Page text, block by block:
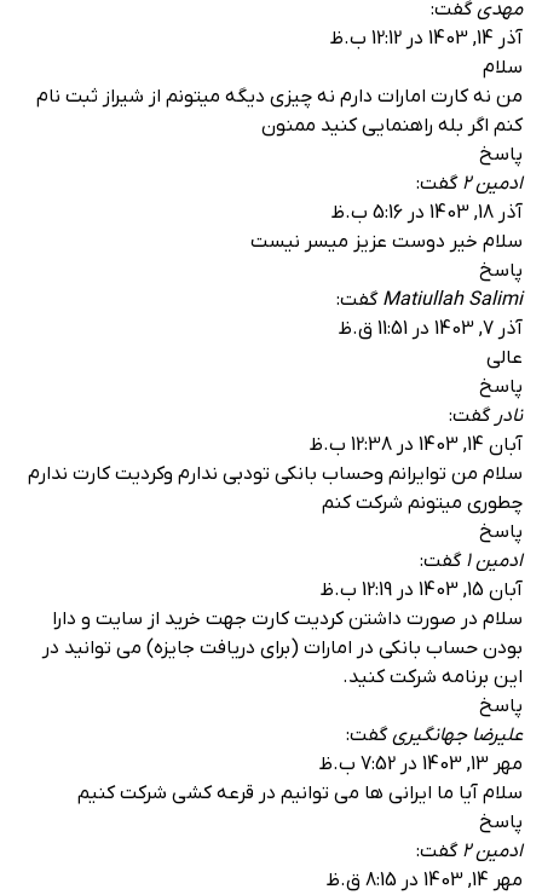
مهدی گفت:
آذر 14, 1403 در 12:12 ب.ظ
سلام
من نه کارت امارات دارم نه چیزی دیگه میتونم از شیراز ثبت نام
کنم اگر بله راهنمایی کنید ممنون
پاسخ
ادمین 2 گفت:
آذر 18, 1403 در 5:16 ب.ظ
سلام خیر دوست عزیز میسر نیست
پاسخ
Matiullah Salimi گفت:
آذر 7, 1403 در 11:51 ق.ظ
عالی
پاسخ
نادر گفت:
آبان 14, 1403 در 12:38 ب.ظ
سلام من توایرانم وحساب بانکی تودبی ندارم وکردیت کارت ندارم
چطوری میتونم شرکت کنم
پاسخ
ادمین 1 گفت:
آبان 15, 1403 در 12:19 ب.ظ
سلام در صورت داشتن کردیت کارت جهت خرید از سایت و دارا
بودن حساب بانکی در امارات (برای دریافت جایزه) می توانید در
این برنامه شرکت کنید.
پاسخ
علیرضا جهانگیری گفت:
مهر 13, 1403 در 7:52 ب.ظ
سلام آیا ما ایرانی ها می توانیم در قرعه کشی شرکت کنیم
پاسخ
ادمین 2 گفت:
مهر 14, 1403 در 8:15 ق.ظ